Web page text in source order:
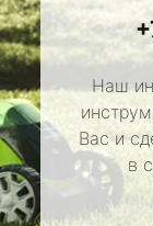
Наш
Вас и
в